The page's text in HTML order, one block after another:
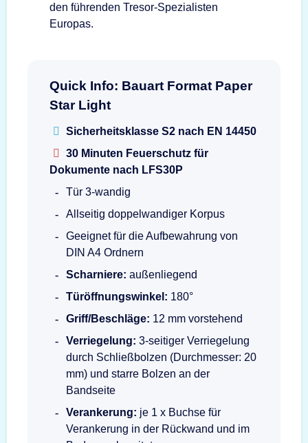
den führenden Tresor-Spezialisten
Europas.
Quick Info: Bauart Format Paper
Star Light
Sicherheitsklasse S2 nach EN 14450
30 Minuten Feuerschutz für
Dokumente nach LFS30P
Tür 3-wandig
Allseitig doppelwandiger Korpus
Geeignet für die Aufbewahrung von
DIN A4 Ordnern
Scharniere: außenliegend
Türöffnungswinkel: 180°
Griff/Beschläge: 12 mm vorstehend
Verriegelung: 3-seitiger Verriegelung
durch Schließbolzen (Durchmesser: 20
mm) und starre Bolzen an der
Bandseite
Verankerung: je 1 x Buchse für
Verankerung in der Rückwand und im